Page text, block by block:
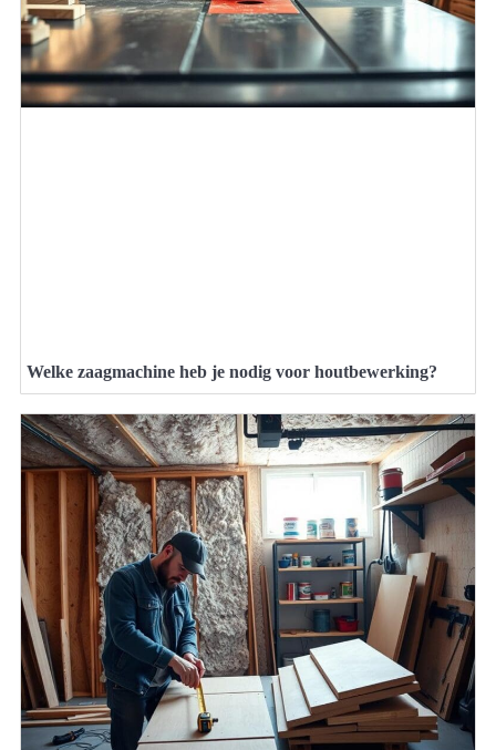
Welke zaagmachine heb je nodig voor houtbewerking?